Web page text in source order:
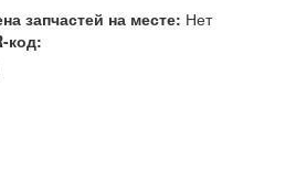
запчастей на месте: Нет
код: